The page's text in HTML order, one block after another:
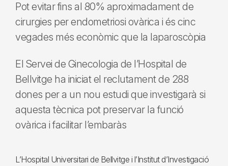
Pot evitar fins al 80% aproximadament de
cirurgies per endometriosi ovàrica i és cinc
vegades més econòmic que la laparoscòpia
El Servei de Ginecologia de l’Hospital de
Bellvitge ha iniciat el reclutament de 288
dones per a un nou estudi que investigarà si
aquesta tècnica pot preservar la funció
ovàrica i facilitar l’embaràs
L’Hospital Universitari de Bellvitge i l’Institut d’Investigació